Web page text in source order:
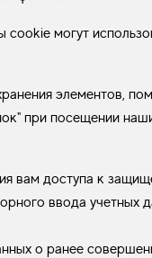
cookie могут
элементов,
при посещении
вам доступа к
ввода учетных
о ранее